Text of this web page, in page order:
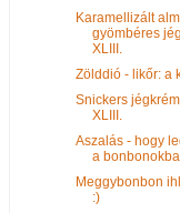
Karamellizált
gyömbéres
XLIII.
Zölddió - likőr: a
Snickers
XLIII.
Aszalás - hogy
a
Meggybonbon
:)